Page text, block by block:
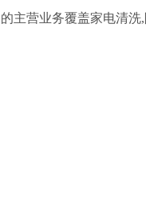
主营业务覆盖家电清